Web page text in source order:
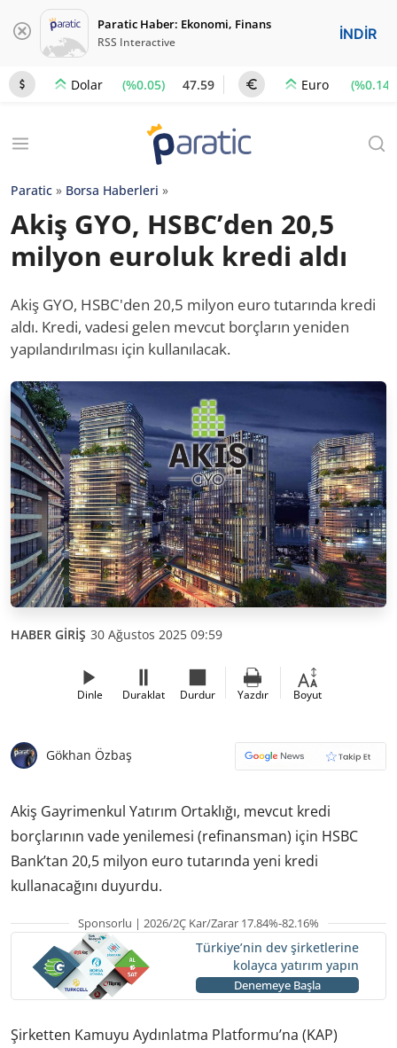
Paratic Haber: Ekonomi, Finans
RSS Interactive İNDİR
Dolar (%0.05) 47.59 Euro (%0.14)
Paratic » Borsa Haberleri »
Akiş GYO, HSBC’den 20,5
milyon euroluk kredi aldı
Akiş GYO, HSBC'den 20,5 milyon euro tutarında kredi
aldı. Kredi, vadesi gelen mevcut borçların yeniden
yapılandırılması için kullanılacak.
HABER GİRİŞ 30 Ağustos 2025 09:59
Dinle Duraklat Durdur Yazdır Boyut
Gökhan Özbaş
Akiş Gayrimenkul Yatırım Ortaklığı, mevcut kredi
borçlarının vade yenilemesi (refinansman) için HSBC
Bank’tan 20,5 milyon euro tutarında yeni kredi
kullanacağını duyurdu.
Sponsorlu | 2026/2Ç Kar/Zarar 17.84%-82.16%
Türkiye’nin dev şirketlerine
kolayca yatırım yapın
Denemeye Başla
Şirketten Kamuyu Aydınlatma Platformu’na (KAP)